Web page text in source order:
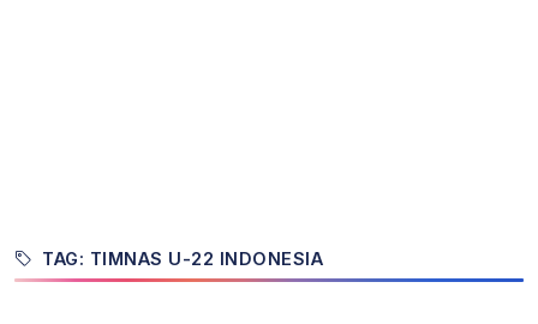
TAG: TIMNAS U-22 INDONESIA